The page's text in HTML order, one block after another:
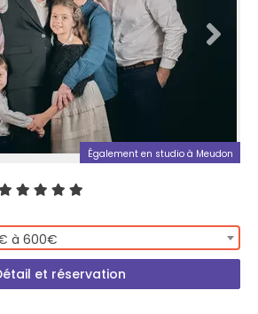
Également en studio à Meudon
à 600€
et réservation